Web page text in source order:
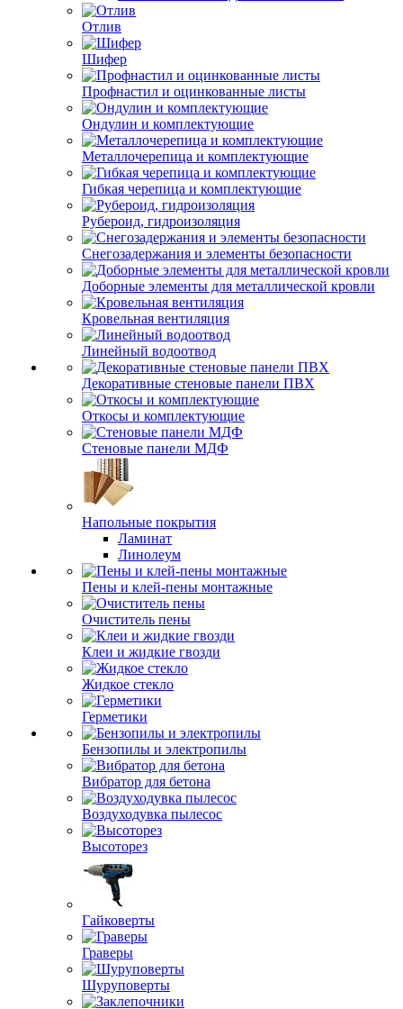
Отлив
Шифер
Профнастил и оцинкованные листы
Ондулин и комплектующие
Металлочерепица и комплектующие
Гибкая черепица и комплектующие
Рубероид, гидроизоляция
Снегозадержания и элементы безопасности
Доборные элементы для металлической кровли
Кровельная вентиляция
Линейный водоотвод
Декоративные стеновые панели ПВХ
Откосы и комплектующие
Стеновые панели МДФ
Напольные покрытия
Ламинат
Линолеум
Пены и клей-пены монтажные
Очиститель пены
Клеи и жидкие гвозди
Жидкое стекло
Герметики
Бензопилы и электропилы
Вибратор для бетона
Воздуходувка пылесос
Высоторез
Гайковерты
Граверы
Шуруповерты